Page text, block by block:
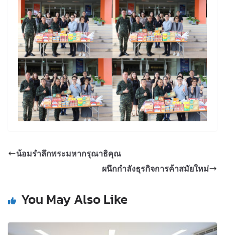
น้อมรำลึกพระมหากรุณาธิคุณ
ผนึกกำลังธุรกิจการค้าสมัยใหม่
You May Also Like